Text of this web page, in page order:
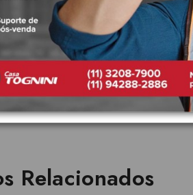
meramente ilustrativas.
necessário acionamento
ou torneira da linha Deca
Relacionados